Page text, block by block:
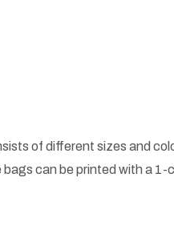
of different sizes and
can be printed with a